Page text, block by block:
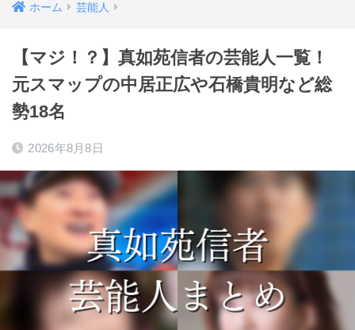
ホーム 芸能人
【マジ！？】真如苑信者の芸能人一覧！
元スマップの中居正広や石橋貴明など総
勢18名
2026年8月8日